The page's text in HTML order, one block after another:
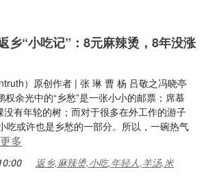
乡“小吃记”：8元麻辣烫，8年没涨
）原创作者 | 张 琳 曹 杨 吕敬之冯晓亭
权余光中的“乡愁”是一张小小的邮票；席慕
没有年轮的树；而对于很多在外工作的游子
吃或许也是乡愁的一部分。所以，一碗热气
多
返乡,麻辣烫,小吃,年轻人,羊汤,米